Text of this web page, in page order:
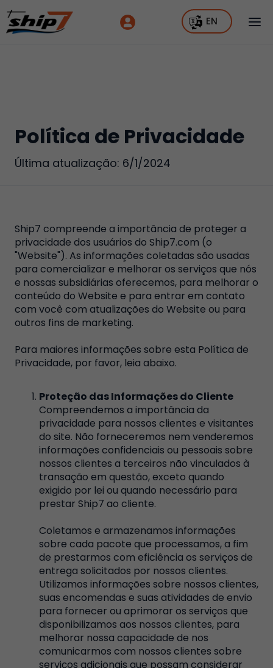
EN
Política de Privacidade
Última atualização: 6/1/2024
Ship7 compreende a importância de proteger a
privacidade dos usuários do Ship7.com (o
"Website"). As informações coletadas são usadas
para comercializar e melhorar os serviços que nós
e nossas subsidiárias oferecemos, para melhorar o
conteúdo do Website e para entrar em contato
com você com atualizações do Website ou para
outros fins de marketing.
Para maiores informações sobre esta Política de
Privacidade, por favor, leia abaixo.
Proteção das Informações do Cliente
Compreendemos a importância da
privacidade para nossos clientes e visitantes
do site. Não forneceremos nem venderemos
informações confidenciais ou pessoais sobre
nossos clientes a terceiros não vinculados à
transação em questão, exceto quando
exigido por lei ou quando necessário para
prestar Ship7 ao cliente.
Coletamos e armazenamos informações
sobre cada pacote que processamos, a fim
de prestarmos com eficiência os serviços de
entrega solicitados por nossos clientes.
Utilizamos informações sobre nossos clientes,
suas encomendas e suas atividades de envio
para fornecer ou aprimorar os serviços que
disponibilizamos aos nossos clientes, para
melhorar nossa capacidade de nos
comunicarmos com nossos clientes sobre
serviços adicionais que possam considerar